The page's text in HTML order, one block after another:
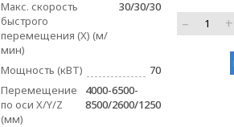
Макс. скорость
быстрого
перемещения (X) (м/
мин)
30/30/30
Мощность (кВТ)
70
Перемещение
по оси X/Y/Z
(мм)
4000-6500-
8500/2600/1250
– +